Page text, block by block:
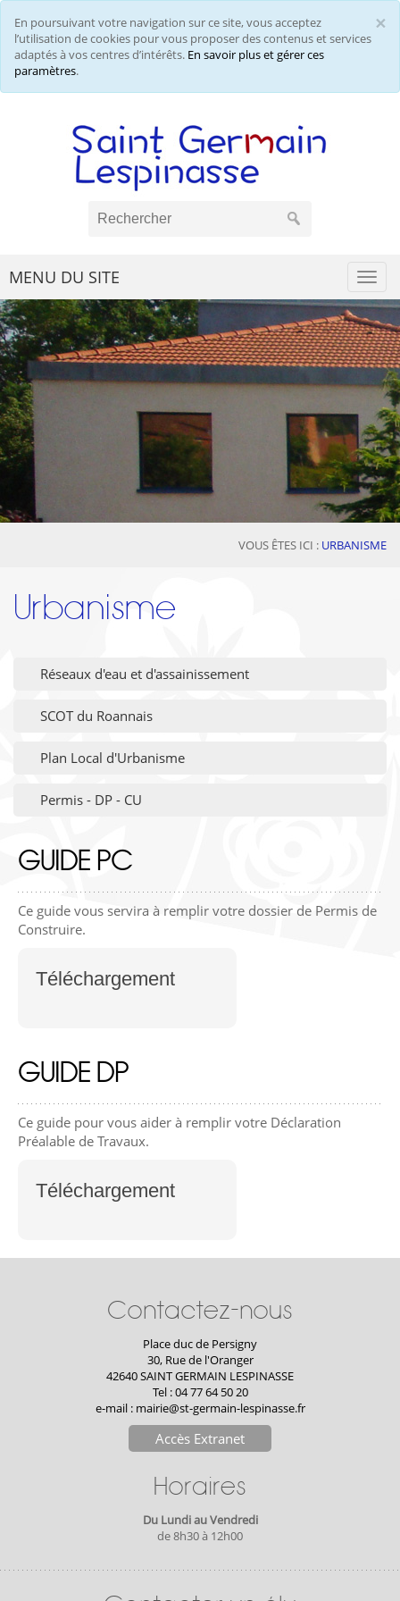
×
En poursuivant votre navigation sur ce site, vous acceptez
l’utilisation de cookies pour vous proposer des contenus et services
adaptés à vos centres d’intérêts. En savoir plus et gérer ces
paramètres.
MENU DU SITE
VOUS ÊTES ICI : URBANISME
Urbanisme
Réseaux d'eau et d'assainissement
SCOT du Roannais
Plan Local d'Urbanisme
Permis - DP - CU
GUIDE PC
Ce guide vous servira à remplir votre dossier de Permis de
Construire.
Téléchargement
GUIDE DP
Ce guide pour vous aider à remplir votre Déclaration
Préalable de Travaux.
Téléchargement
Contactez-nous
Place duc de Persigny
30, Rue de l'Oranger
42640 SAINT GERMAIN LESPINASSE
Tel : 04 77 64 50 20
e-mail : mairie@st-germain-lespinasse.fr
Accès Extranet
Horaires
Du Lundi au Vendredi
de 8h30 à 12h00